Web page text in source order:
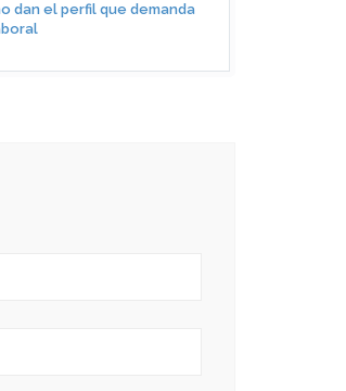
dan el perfil que demanda